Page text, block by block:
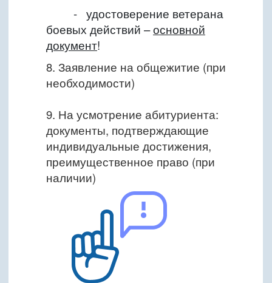
- удостоверение ветерана
боевых действий –основной
документ!
8. Заявление на общежитие (при
необходимости)
9. На усмотрение абитуриента:
документы, подтверждающие
индивидуальные достижения,
преимущественное право (при
наличии)